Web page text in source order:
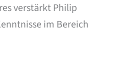
verstärkt Philip
im Bereich